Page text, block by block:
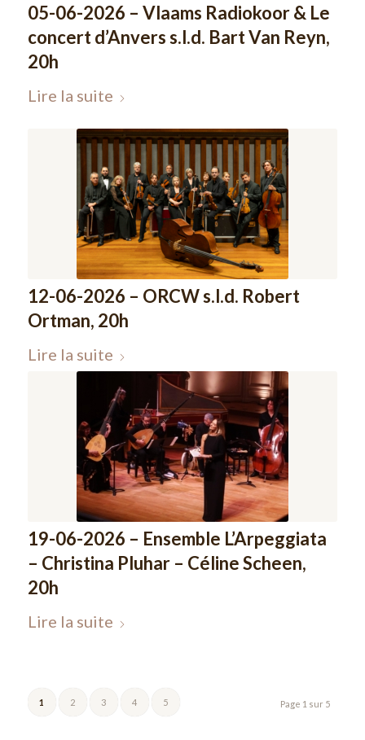
05-06-2026 – Vlaams Radiokoor & Le
concert d’Anvers s.l.d. Bart Van Reyn,
20h
Lire la suite
12-06-2026 – ORCW s.l.d. Robert
Ortman, 20h
Lire la suite
19-06-2026 – Ensemble L’Arpeggiata
– Christina Pluhar – Céline Scheen,
20h
Lire la suite
Page 1 sur 5
1 2 3 4 5